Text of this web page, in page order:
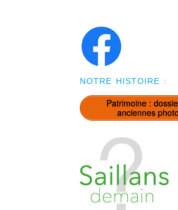
NOTRE HISTOIRE :
Patrimoine :
anciennes